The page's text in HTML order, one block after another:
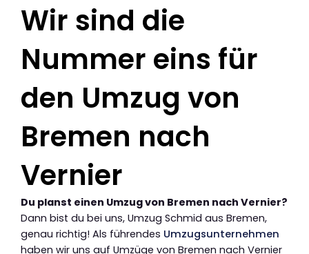
Wir sind die
Nummer eins für
den Umzug von
Bremen nach
Vernier
Du planst einen Umzug von Bremen nach Vernier?
Dann bist du bei uns, Umzug Schmid aus Bremen,
genau richtig! Als führendes Umzugsunternehmen
haben wir uns auf Umzüge von Bremen nach Vernier